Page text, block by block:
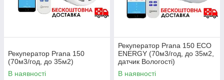
Рекуператор Prana 150
(70м3/год, до 35м2)
В наявності
Рекуператор Prana 150 ECO
ENERGY (70м3/год, до 35м2,
датчик Вологості)
В наявності